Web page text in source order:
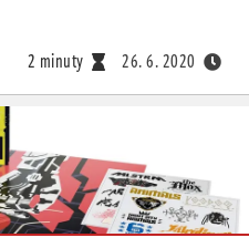
2 minuty 26. 6. 2020